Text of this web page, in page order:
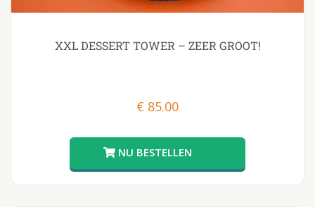
XXL DESSERT TOWER – ZEER GROOT!
€ 85.00